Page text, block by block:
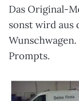
Das Original-
sonst wird aus
Prompts.